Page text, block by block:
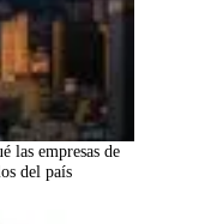
las empresas de
del país